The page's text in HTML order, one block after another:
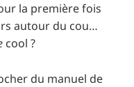
la première fois
autour du cou…
cool ?
du manuel de